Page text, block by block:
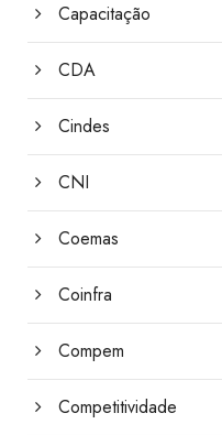
Capacitação
CDA
Cindes
CNI
Coemas
Coinfra
Compem
Competitividade